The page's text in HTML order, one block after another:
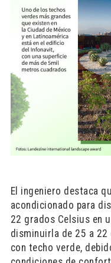
El ingeniero destaca
acondicionado para
22 grados Celsius en
disminuirla de 25 a
con techo verde,